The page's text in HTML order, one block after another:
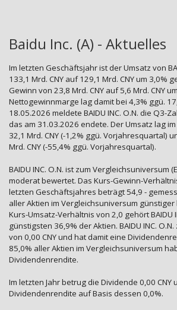
Baidu Inc. (A) - Aktuelles
Im letzten Geschäftsjahr ist der Umsatz von
133,1 Mrd. CNY auf 129,1 Mrd. CNY um 3,0%
Gewinn von 23,8 Mrd. CNY auf 5,6 Mrd. CNY
Nettogewinnmarge lag damit bei 4,3% ggü.
18.05.2026 meldete BAIDU INC. O.N. die Q3-
das am 31.03.2026 endete. Der Umsatz lag
32,1 Mrd. CNY (-1,2% ggü. Vorjahresquartal)
Mrd. CNY (-55,4% ggü. Vorjahresquartal).
BAIDU INC. O.N. ist zum Vergleichsuniversum
moderat bewertet. Das Kurs-Gewinn-
letzten Geschäftsjahres beträgt 54,9 -
aller Aktien im Vergleichsuniversum
Kurs-Umsatz-Verhältnis von 2,0 gehört BAIDU
günstigsten 36,9% der Aktien. BAIDU INC.
von 0,00 CNY und hat damit eine
85,0% aller Aktien im Vergleichsuniversum
Dividendenrendite.
Im letzten Jahr betrug die Dividende 0,00 CNY
Dividendenrendite auf Basis dessen 0,0%.